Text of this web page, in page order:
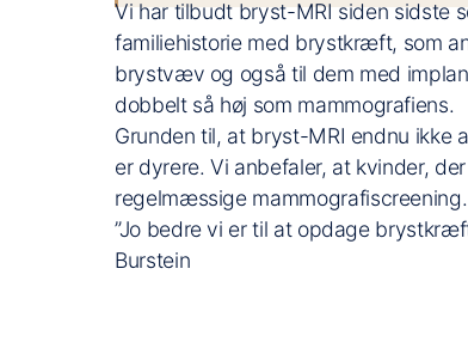
Vi har tilbudt bryst-MRI siden sidste
familiehistorie med brystkræft, som
brystvæv og også til dem med
dobbelt så høj som mammografiens.
Grunden til, at bryst-MRI endnu ikke
er dyrere. Vi anbefaler, at kvinder,
regelmæssige mammografiscreening.
”Jo bedre vi er til at opdage
Burstein